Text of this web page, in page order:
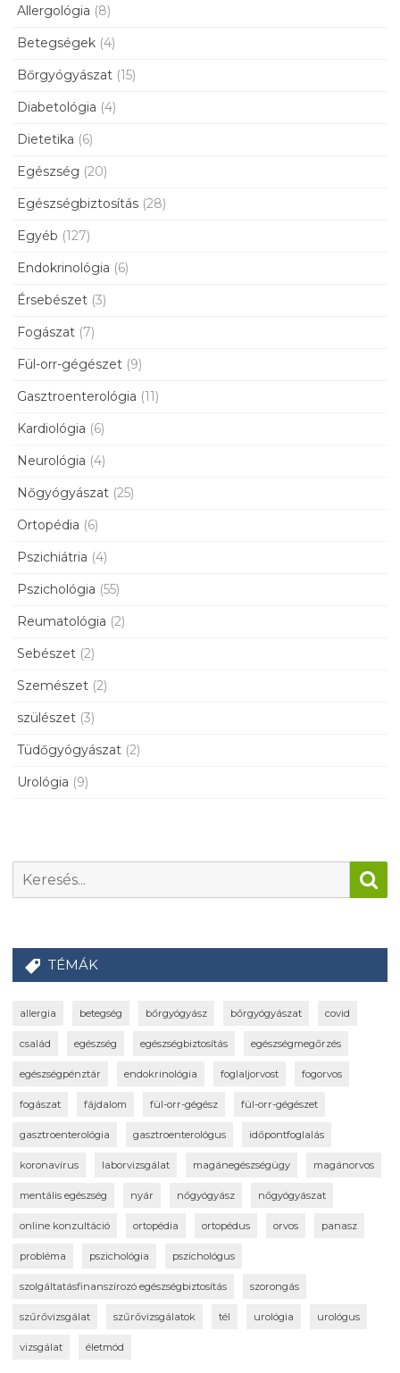
Allergológia (8)
Betegségek (4)
Bőrgyógyászat (15)
Diabetológia (4)
Dietetika (6)
Egészség (20)
Egészségbiztosítás (28)
Egyéb (127)
Endokrinológia (6)
Érsebészet (3)
Fogászat (7)
Fül-orr-gégészet (9)
Gasztroenterológia (11)
Kardiológia (6)
Neurológia (4)
Nőgyógyászat (25)
Ortopédia (6)
Pszichiátria (4)
Pszichológia (55)
Reumatológia (2)
Sebészet (2)
Szemészet (2)
szülészet (3)
Tüdőgyógyászat (2)
Urológia (9)
TÉMÁK
allergia betegség bőrgyógyász bőrgyógyászat covid
család egészség egészségbiztosítás egészségmegőrzés
egészségpénztár endokrinológia foglaljorvost fogorvos
fogászat fájdalom fül-orr-gégész fül-orr-gégészet
gasztroenterológia gasztroenterológus időpontfoglalás
koronavírus laborvizsgálat magánegészségügy magánorvos
mentális egészség nyár nőgyógyász nőgyógyászat
online konzultáció ortopédia ortopédus orvos panasz
probléma pszichológia pszichológus
szolgáltatásfinanszírozó egészségbiztosítás szorongás
szűrővizsgálat szűrővizsgálatok tél urológia urológus
vizsgálat életmód